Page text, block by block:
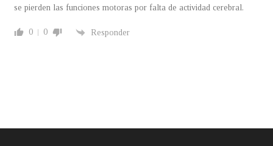
se pierden las funciones motoras por falta de actividad cerebral.
0 0 Responder